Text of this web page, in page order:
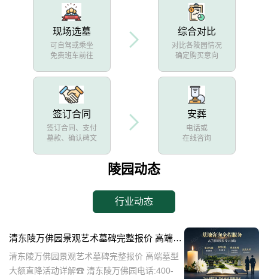
现场选墓
可自驾或乘坐
免费班车前往
综合对比
对比各陵园情况
确定购买意向
签订合同
签订合同、支付
墓款、确认碑文
安葬
电话或
在线咨询
陵园动态
行业动态
清东陵万佛园景观艺术墓碑完整报价 高端墓型大额直降活动详解
清东陵万佛园景观艺术墓碑完整报价 高端墓型
大额直降活动详解☎ 清东陵万佛园电话:400-